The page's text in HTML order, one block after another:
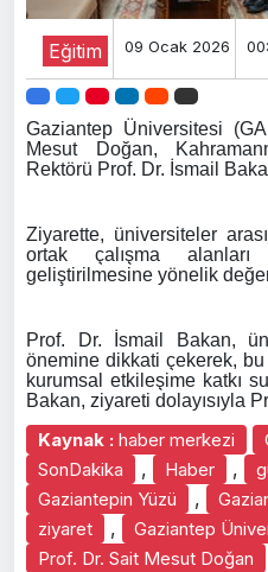
Eğitim 09 Ocak 2026
Gaziantep Üniversitesi
Mesut Doğan,
Rektörü Prof. Dr. İsmail
Ziyarette, üniversiteler
ortak çalışma
geliştirilmesine yönelik
Prof. Dr. İsmail Bakan,
önemine dikkati çekerek,
kurumsal etkileşime katkı
Bakan, ziyareti dolayısıyla
Kaynak : haber merkezi
SonDakika , Haber ,
Gaziantepin Yüzü ,
ziyaret , Gaziantep
Prof. Dr. Sait Mesut Doğan